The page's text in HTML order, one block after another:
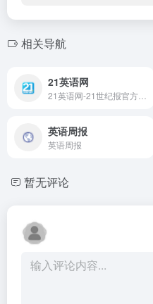
相关导航
21英语网
英语周报
英语周报
暂无评论